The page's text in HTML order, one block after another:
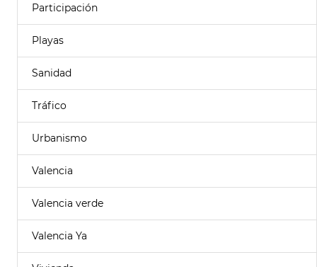
Participación
Playas
Sanidad
Tráfico
Urbanismo
Valencia
Valencia verde
Valencia Ya